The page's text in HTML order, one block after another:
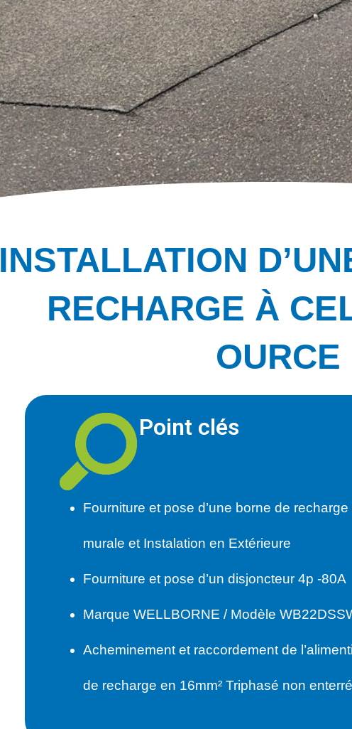
INSTALLATION
RECHARGE À
OURCE
Point clés
Fourniture et pose d’une borne de
murale et Instalation en Extérieure
Fourniture et pose d’un disjoncteur 4p -80A
Marque WELLBORNE / Modèle
Acheminement et raccordement de
de recharge en 16mm² Triphasé non enterré